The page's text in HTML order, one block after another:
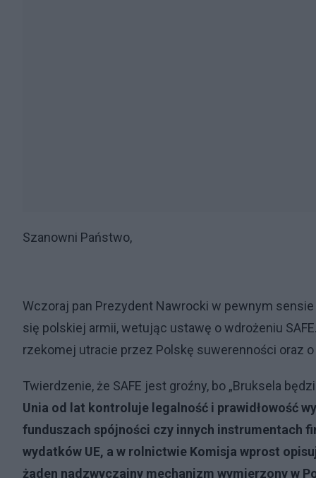
Szanowni Państwo,
Wczoraj pan Prezydent Nawrocki w pewnym sensie
się polskiej armii, wetując ustawę o wdrożeniu
rzekomej utracie przez Polskę suwerenności oraz
Twierdzenie, że SAFE jest groźny, bo „Bruksela
Unia od lat kontroluje legalność i prawidłowość
funduszach spójności czy innych instrumentach
wydatków UE, a w rolnictwie Komisja wprost
żaden nadzwyczajny mechanizm wymierzony w